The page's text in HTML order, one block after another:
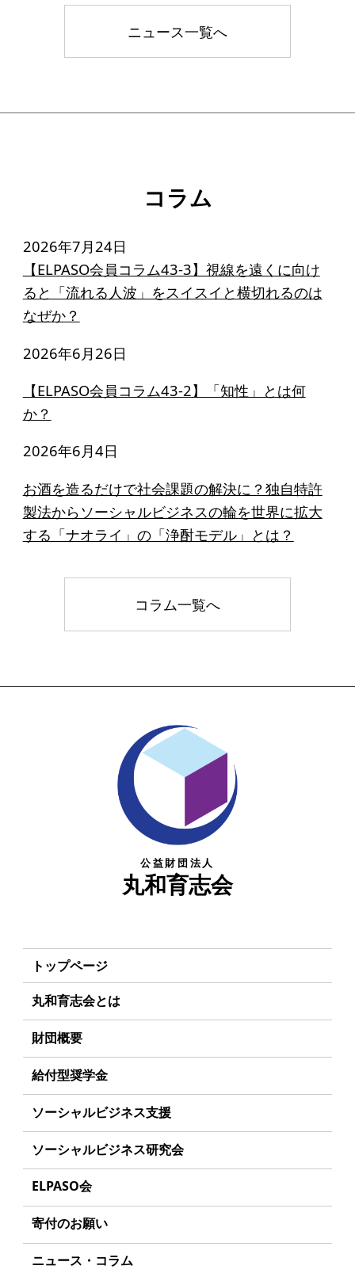
ニュース一覧へ
コラム
2026年7月24日
【ELPASO会員コラム43-3】視線を遠くに向け
ると「流れる人波」をスイスイと横切れるのは
なぜか？
2026年6月26日
【ELPASO会員コラム43-2】「知性」とは何
か？
2026年6月4日
お酒を造るだけで社会課題の解決に？独自特許
製法からソーシャルビジネスの輪を世界に拡大
する「ナオライ」の「浄酎モデル」とは？
コラム一覧へ
公益財団法人
丸和育志会
トップページ
丸和育志会とは
理事長あいさつ
丸和育志会の目指す未来
学生のみなさんへ
起業を考えているみなさんへ
応援したいみなさんへ
財団概要
理念
組織
年間スケジュール
定款
個人情報保護方針
給付型奨学金
事業方針
給付型奨学金とは
ソーシャルビジネス支援
事業方針
募集要項
ソーシャルビジネスとは
受賞者一覧
ソーシャルビジネス研究会
研究会のねらい
研究会一覧
ELPASO会
ELPASO会とは
寄付のお願い
お手続き
ニュース・コラム